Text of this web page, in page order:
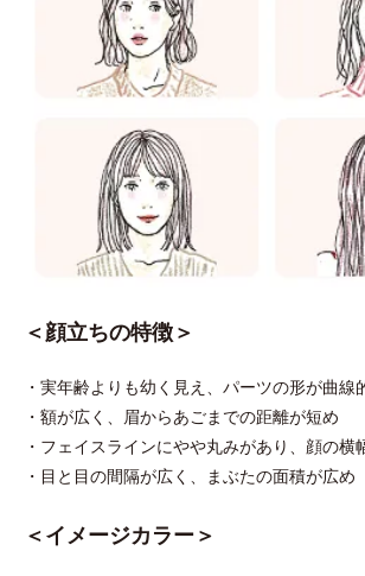
＜顔立ちの特徴＞
・実年齢よりも幼く見え、パーツの形が曲線
・額が広く、眉からあごまでの距離が短め
・フェイスラインにやや丸みがあり、顔の横
・目と目の間隔が広く、まぶたの面積が広め
＜イメージカラー＞